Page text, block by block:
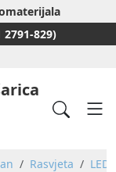
829)
Rasvjeta